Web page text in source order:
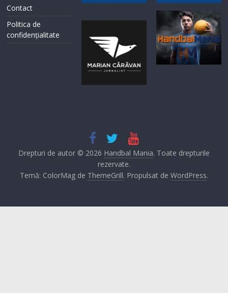
Contact
Politica de
confidențialitate
Drepturi de autor © 2026 Handbal Mania. Toate drepturile
rezervate.
Temă: ColorMag de ThemeGrill. Propulsat de WordPress.